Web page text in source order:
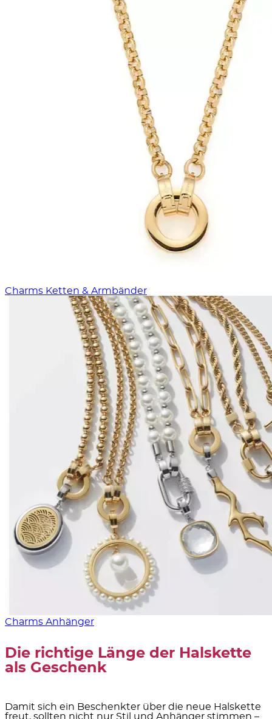
Charms Ketten & Armbänder
Charms Anhänger
Die richtige Länge der Halskette
als Geschenk
Damit sich ein Beschenkter über die neue Halskette
freut, sollten nicht nur Stil und Anhänger stimmen –